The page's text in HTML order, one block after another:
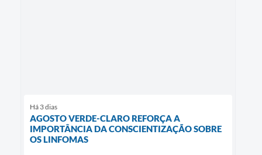
Há 3 dias
AGOSTO VERDE-CLARO REFORÇA A
IMPORTÂNCIA DA CONSCIENTIZAÇÃO SOBRE
OS LINFOMAS